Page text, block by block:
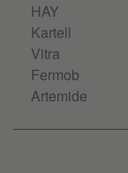
HAY
Kartell
Vitra
Fermob
Artemide